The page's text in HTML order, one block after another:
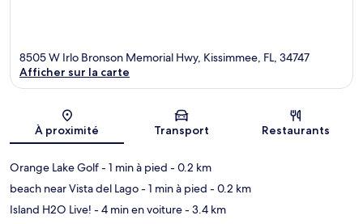
Carte
8505 W Irlo Bronson Memorial Hwy, Kissimmee, FL, 34747
Afficher sur la carte
À proximité Transport Restaurants
Orange Lake Golf- 1 min à pied - 0.2 km
beach near Vista del Lago- 1 min à pied - 0.2 km
Island H2O Live! - 4 min en voiture- 3.4 km